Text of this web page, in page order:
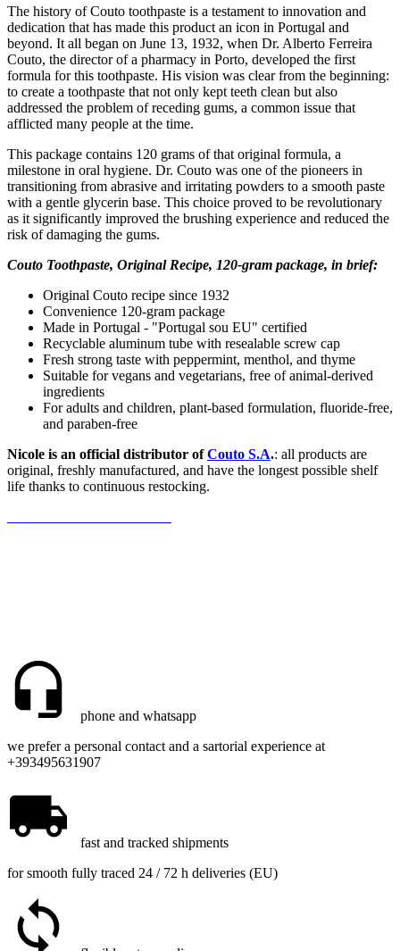
The history of Couto toothpaste is a testament to innovation and
dedication that has made this product an icon in Portugal and
beyond. It all began on June 13, 1932, when Dr. Alberto Ferreira
Couto, the director of a pharmacy in Porto, developed the first
formula for this toothpaste. His vision was clear from the beginning:
to create a toothpaste that not only kept teeth clean but also
addressed the problem of receding gums, a common issue that
afflicted many people at the time.
This package contains 120 grams of that original formula, a
milestone in oral hygiene. Dr. Couto was one of the pioneers in
transitioning from abrasive and irritating powders to a smooth paste
with a gentle glycerin base. This choice proved to be revolutionary
as it significantly improved the brushing experience and reduced the
risk of damaging the gums.
Couto Toothpaste, Original Recipe, 120-gram package, in brief:
Original Couto recipe since 1932
Convenience 120-gram package
Made in Portugal - "Portugal sou EU" certified
Recyclable aluminum tube with resealable screw cap
Fresh strong taste with peppermint, menthol, and thyme
Suitable for vegans and vegetarians, free of animal-derived
ingredients
For adults and children, plant-based formulation, fluoride-free,
and paraben-free
Nicole is an official distributor ofCouto S.A.: all products are
original, freshly manufactured, and have the longest possible shelf
life thanks to continuous restocking.
phone and whatsapp
we prefer a personal contact and a sartorial experience at
+393495631907
fast and tracked shipments
for smooth fully traced 24 / 72 h deliveries (EU)